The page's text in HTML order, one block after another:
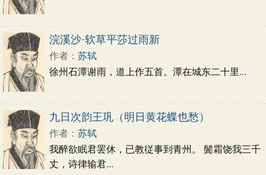
浣溪沙·软草平莎过雨新
作者： 苏轼
徐州石潭谢雨，道上作五首。潭在城东二十里...
九日次韵王巩（明日黄花蝶也愁）
作者： 苏轼
我醉欲眠君罢休，已教従事到青州。 鬓霜饶我三千
丈，诗律输君...